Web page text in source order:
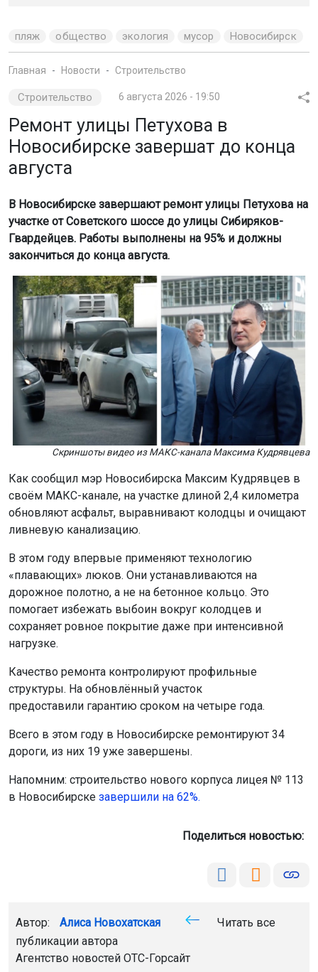
пляж общество экология мусор Новосибирск
Главная Новости Строительство
Строительство 6 августа 2026 - 19:50
Ремонт улицы Петухова в
Новосибирске завершат до конца
августа
В Новосибирске завершают ремонт улицы Петухова на
участке от Советского шоссе до улицы Сибиряков-
Гвардейцев. Работы выполнены на 95% и должны
закончиться до конца августа.
Скриншоты видео из МАКС-канала Максима Кудрявцева
Как сообщил мэр Новосибирска Максим Кудрявцев в
своём МАКС-канале, на участке длиной 2,4 километра
обновляют асфальт, выравнивают колодцы и очищают
ливневую канализацию.
В этом году впервые применяют технологию
«плавающих» люков. Они устанавливаются на
дорожное полотно, а не на бетонное кольцо. Это
помогает избежать выбоин вокруг колодцев и
сохраняет ровное покрытие даже при интенсивной
нагрузке.
Качество ремонта контролируют профильные
структуры. На обновлённый участок
предоставили гарантию сроком на четыре года.
Всего в этом году в Новосибирске ремонтируют 34
дороги, из них 19 уже завершены.
Напомним: строительство нового корпуса лицея № 113
в Новосибирске завершили на 62%.
Поделиться новостью:
Автор: Алиса Новохатская
Читать все
публикации автора
Агентство новостей ОТС-Горсайт